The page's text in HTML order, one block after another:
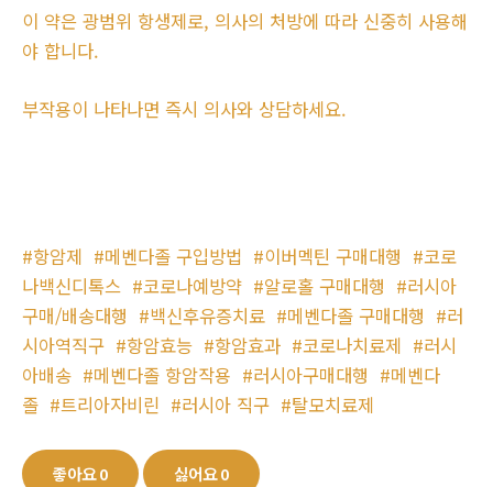
이 약은 광범위 항생제로, 의사의 처방에 따라 신중히 사용해
야 합니다.
부작용이 나타나면 즉시 의사와 상담하세요.
#항암제 #메벤다졸 구입방법 #이버멕틴 구매대행 #코로
나백신디톡스 #코로나예방약 #알로홀 구매대행 #러시아
구매/배송대행 #백신후유증치료 #메벤다졸 구매대행 #러
시아역직구 #항암효능 #항암효과 #코로나치료제 #러시
아배송 #메벤다졸 항암작용 #러시아구매대행 #메벤다
졸 #트리아자비린 #러시아 직구 #탈모치료제
좋아요0 싫어요0